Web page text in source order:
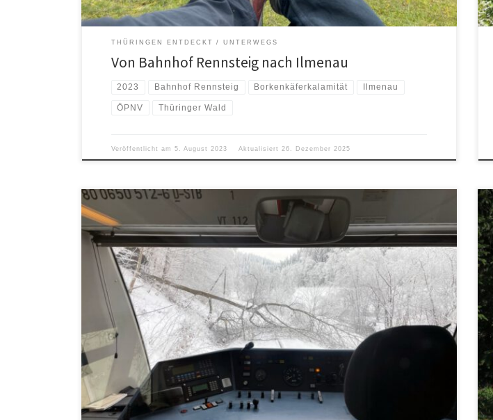
THÜRINGEN ENTDECKT UNTERWEGS
Von Bahnhof Rennsteig nach Ilmenau
2023 Bahnhof Rennsteig Borkenkäferkalamität Ilmenau
ÖPNV Thüringer Wald
Veröffentlicht am 5. August 2023 Aktualisiert 26. Dezember 2025
Die Langlaufsaison im Jahr 2023 beschränkte sich für uns auf zwei Wochenende Ende
Januar und Anfang Februar. Zum Auftakt am 28.01. nutzen wir die Loipe vom Sportplatz
in Oehrenstock in Richtung Dreiherrenstein. Die Runde ging bis zum Keynhaus, dann
rechts um den Pferdeberg zurück nach Oehrenstock. Am darauf folgenden Sonntag […]